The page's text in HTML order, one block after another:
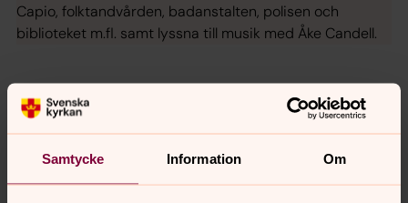
Samtycke Information Om
Capio, folktandvården, badanstalten, polisen och
biblioteket m.fl. samt lyssna till musik med Åke Candell.
Senast ändrad 19 april 2024
Synpunkter eller frågor på sidans
innehåll?
stromstads.pastorat@svenskakyrkan.se